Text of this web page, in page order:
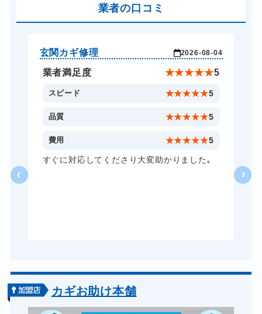
バイクカギ開け
スーツケースカギ開け 8,800円～(税込)
スーツケースカギ作成 8,800円～(税込)
金庫カギ開け 14,300円～(税込)
金庫カギ修理 11,000円～(税込)
8,800円～(税込)
10,780円～(税込)
業者の口コミ
玄関カギ修理 2026-08-04
業者満足度 ★★★★★5
スピード ★★★★★5
品質 ★★★★★5
費用 ★★★★★5
すぐに対応してくださり大変助かりました｡
カギお助け本舗